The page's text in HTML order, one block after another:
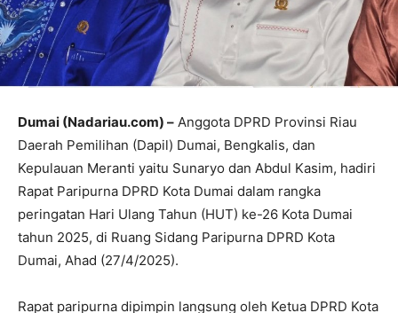
Dumai (Nadariau.com) – Anggota DPRD Provinsi Riau
Daerah Pemilihan (Dapil) Dumai, Bengkalis, dan
Kepulauan Meranti yaitu Sunaryo dan Abdul Kasim, hadiri
Rapat Paripurna DPRD Kota Dumai dalam rangka
peringatan Hari Ulang Tahun (HUT) ke-26 Kota Dumai
tahun 2025, di Ruang Sidang Paripurna DPRD Kota
Dumai, Ahad (27/4/2025).
Rapat paripurna dipimpin langsung oleh Ketua DPRD Kota